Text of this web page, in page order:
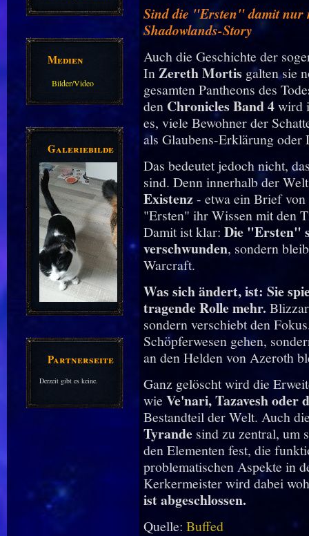
Guides
Medien
Bilder/Video
Galeriebilder
Partnerseiten
Derzeit gibt es keine.
Sind die "Ersten" damit nur
Shadowlands-Story
Auch die Geschichte der
InZereth Mortis galten sie
gesamten Pantheons des
den Chronicles Band 4wird
es, viele Bewohner der
als Glaubens-Erklärung oder
Das bedeutet jedoch nicht,
sind. Denn innerhalb der
Existenz- etwa ein Brief von
"Ersten" ihr Wissen mit den
Damit ist klar: Die "Ersten"
verschwunden, sondern
Warcraft.
Was sich ändert, ist: Sie
tragende Rolle mehr.
sondern verschiebt den
Schöpferwesen gehen,
an den Helden von Azeroth
Ganz gelöscht wird die
wie Ve'nari, Tazavesh oder
Bestandteil der Welt. Auch
Tyrandesind zu zentral, um
den Elementen fest, die
problematischen Aspekte in
Kerkermeister wird dabei
ist abgeschlossen.
Quelle: Buffed